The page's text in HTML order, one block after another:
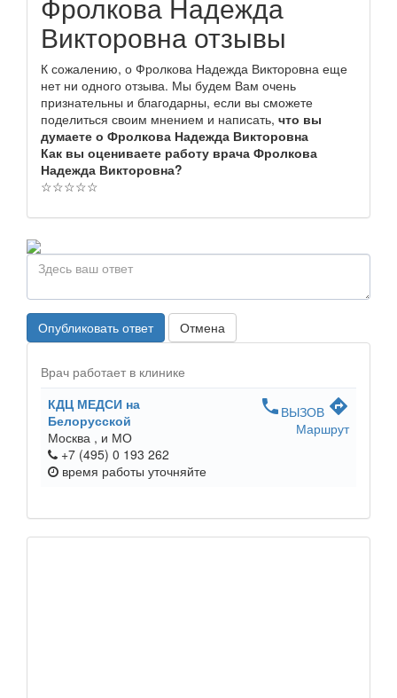
Фролкова Надежда
Викторовна отзывы
К сожалению, о Фролкова Надежда Викторовна еще
нет ни одного отзыва. Мы будем Вам очень
признательны и благодарны, если вы сможете
поделиться своим мнением и написать, что вы
думаете о Фролкова Надежда Викторовна
Как вы оцениваете работу врача Фролкова
Надежда Викторовна?
☆☆☆☆☆
Опубликовать ответ Отмена
Врач работает в клинике
КДЦ МЕДСИ на
Белорусской
Москва , и МО
+7 (495) 0 193 262
время работы уточняйте
phone ВЫЗОВ directions
Маршрут